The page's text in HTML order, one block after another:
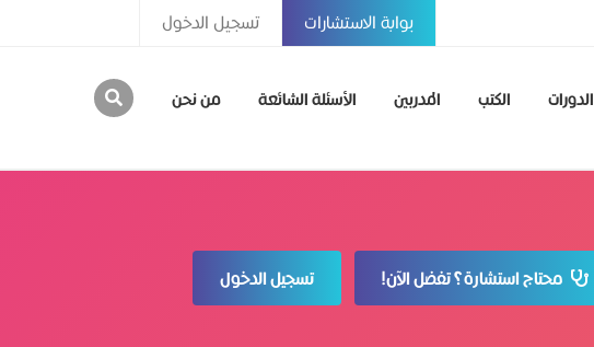
تسجيل الدخول بوابة الاستشارات
الدورات الكتب المدربين الأسئلة الشائعة من نحن
محتاج استشارة؟ تفضل الآن! تسجيل الدخول